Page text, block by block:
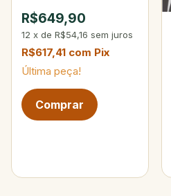
Partes
R$649,90
12 x de R$54,16 sem juros
R$617,41 com Pix
Última peça!